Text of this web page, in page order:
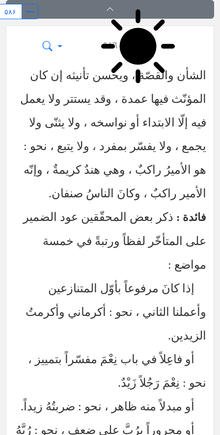
الصمدیة ٥٨٦
الشأن والقصّة ، ويحسن تأنيثه إن كان
المؤنّث فيها عمدة ، وقد يستتر ولا يعمل
فيه إلّا الابتداء أو نواسخه ، ولا يثنّى ولا
يجمع ، ولا يفسّر بمفرد ، ولا يتبع ، نحو :
هو الأميرُ راكبٌ ، وهي هندٌ كريمةٌ ، وإنّه
الأمير راكبٌ ، وكانَ الناسُ صنفان.
فائدة : ذكر بعض المحقّقين عود الضمير
على المتأخّر لفظاً ورتبةً في خمسة
مواضع :
إذا كانَ مرفوعاً بأوّل المتنازعين
وأعملنا الثاني ، نحو : أكرماني وأكرمتُ
الزيدين.
أو فاعِلاً في باب نِعْمَ مفسّراً بتمييز ،
نحو : نِعْمَ رَجُلاً زَيْدٌ.
أو مبدلاً منه ظاهر ، نحو : ضربتُهُ زيداً.
أو مجروراً بِرُبَّ على ضعف ، نحو : رُبَّهُ